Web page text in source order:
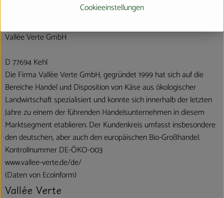
Vallée Verte GmbH
D 77694 Kehl
Die Firma Vallée Verte GmbH, gegründet 1999 hat sich auf die
Bereiche Handel und Disposition von Käse aus ökologischer
Landwirtschaft spezialisiert und konnte sich innerhalb der letzten
Jahre zu einem der führenden Handelsunternehmen in diesem
Marktsegment etablieren. Der Kundenkreis umfasst insbesondere
den deutschen, aber auch den europäischen Bio-Großhandel.
Kontrollnummer DE-ÖKO-003
www.vallee-verte.de/de/
(Daten von Ecoinform)
Vallée Verte
Cookieeinstellungen